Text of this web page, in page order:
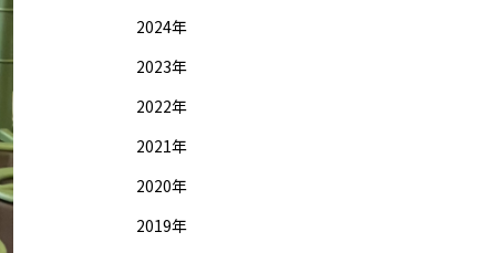
2024年
2023年
2022年
2021年
2020年
2019年